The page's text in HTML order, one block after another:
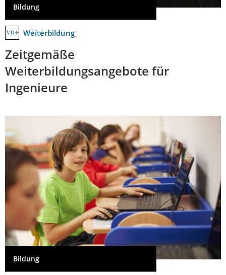
Bildung
Weiterbildung
Zeitgemäße
Weiterbildungsangebote für
Ingenieure
Bildung